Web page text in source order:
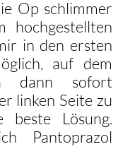
Op schlimmer
hochgestellten
in den ersten
auf dem
dann sofort
linken Seite zu
Lösung.
Pantoprazol